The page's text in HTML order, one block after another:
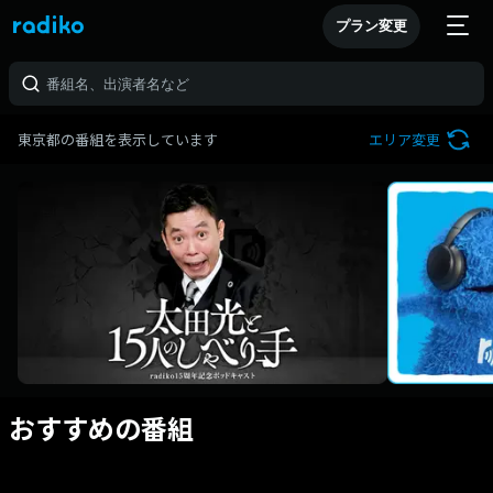
プラン変更
東京都の番組を表示しています エリア変更
おすすめの番組